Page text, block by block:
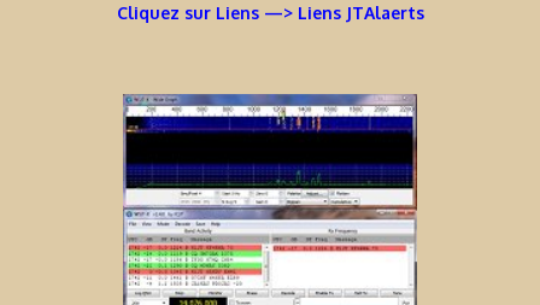
Cliquez sur Liens —> Liens JTAlaerts